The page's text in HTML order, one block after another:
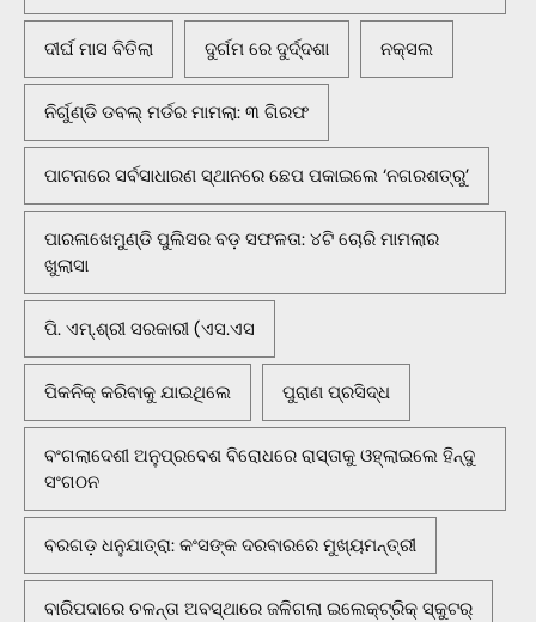
ଦୀର୍ଘ ମାସ ବିତିଲା ଦୁର୍ଗମ ରେ ଦୁର୍ଦ୍ଦଶା ନକ୍ସଲ
ନିର୍ଗୁଣ୍ଡି ଡବଲ୍ ମର୍ଡର ମାମଲା: ୩ ଗିରଫ
ପାଟନାରେ ସର୍ବସାଧାରଣ ସ୍ଥାନରେ ଛେପ ପକାଇଲେ ‘ନଗରଶତ୍ରୁ’
ପାରଳାଖେମୁଣ୍ଡି ପୁଲିସର ବଡ଼ ସଫଳତା: ୪ଟି ଚୋରି ମାମଲାର
ଖୁଲାସା
ପି. ଏମ୍.ଶ୍ରୀ ସରକାରୀ (ଏସ.ଏସ
ପିକନିକ୍‌ କରିବାକୁ ଯାଇଥିଲେ ପୁରାଣ ପ୍ରସିଦ୍ଧ
ବଂଗଲାଦେଶୀ ଅନୁପ୍ରବେଶ ବିରୋଧରେ ରାସ୍ତାକୁ ଓହ୍ଲାଇଲେ ହିନ୍ଦୁ
ସଂଗଠନ
ବରଗଡ଼ ଧନୁଯାତ୍ରା: କଂସଙ୍କ ଦରବାରରେ ମୁଖ୍ୟମନ୍ତ୍ରୀ
ବାରିପଦାରେ ଚଳନ୍ତା ଅବସ୍ଥାରେ ଜଳିଗଲା ଇଲେକ୍ଟ୍ରିକ୍ ସ୍କୁଟର୍